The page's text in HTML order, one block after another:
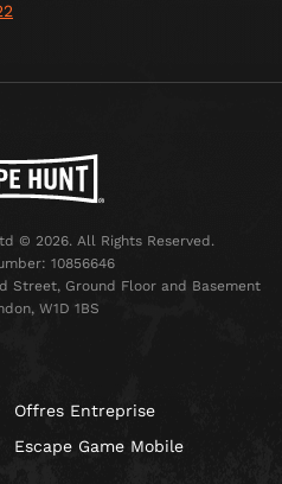
© 2026. All Rights Reserved.
10856646
Street, Ground Floor and Basement
W1D 1BS
Offres Entreprise
Escape Game Mobile